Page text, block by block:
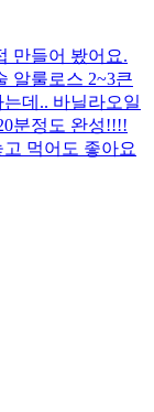
만들어 봤어요.
알룰로스 2~3큰
데.. 바닐라오일
분정도 완성!!!!
먹어도 좋아요